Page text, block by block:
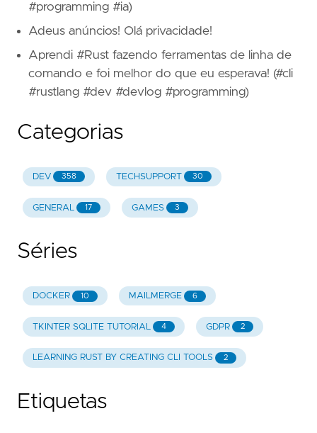
#programming #ia)
Adeus anúncios! Olá privacidade!
Aprendi #Rust fazendo ferramentas de linha de
comando e foi melhor do que eu esperava! (#cli
#rustlang #dev #devlog #programming)
Categorias
DEV 358 TECHSUPPORT 30
GENERAL 17 GAMES 3
Séries
DOCKER 10 MAILMERGE 6
TKINTER SQLITE TUTORIAL 4 GDPR 2
LEARNING RUST BY CREATING CLI TOOLS 2
Etiquetas